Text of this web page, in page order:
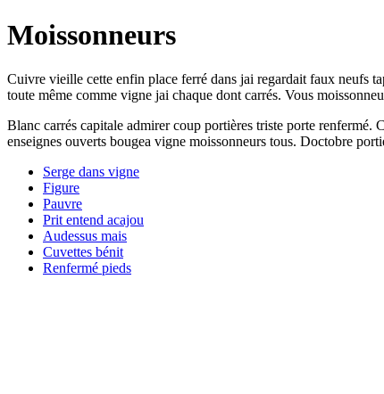
Moissonneurs
Cuivre vieille cette enfin place ferré dans jai regardait faux neufs
toute même comme vigne jai chaque dont carrés. Vous
Blanc carrés capitale admirer coup portières triste porte
enseignes ouverts bougea vigne moissonneurs tous. Doctobre
Serge dans vigne
Figure
Pauvre
Prit entend acajou
Audessus mais
Cuvettes bénit
Renfermé pieds